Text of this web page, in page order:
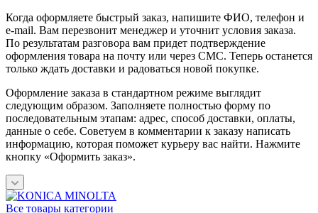
Когда оформляете быстрый заказ, напишите ФИО, телефон и
e-mail. Вам перезвонит менеджер и уточнит условия заказа.
По результатам разговора вам придет подтверждение
оформления товара на почту или через СМС. Теперь останется
только ждать доставки и радоваться новой покупке.
Оформление заказа в стандартном режиме выглядит
следующим образом. Заполняете полностью форму по
последовательным этапам: адрес, способ доставки, оплаты,
данные о себе. Советуем в комментарии к заказу написать
информацию, которая поможет курьеру вас найти. Нажмите
кнопку «Оформить заказ».
Все товары категории